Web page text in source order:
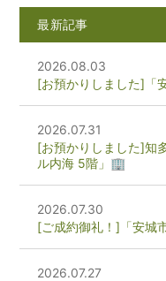
最新記事
2026.08.03
[お預かりしました]「
2026.07.31
[お預かりしました]知
ル内海 5階」🏢
2026.07.30
[ご成約御礼！]「安城
2026.07.27